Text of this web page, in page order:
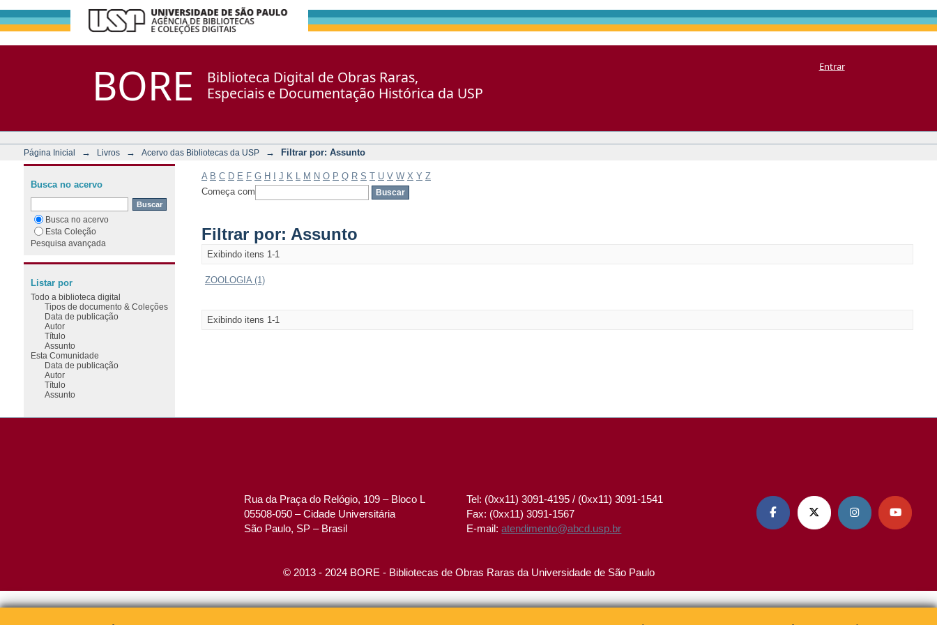
BORE
Biblioteca Digital de Obras Raras,
Especiais e Documentação Histórica da USP
Entrar
Página Inicial → Livros → Acervo das Bibliotecas da USP → Filtrar por: Assunto
A B C D E F G H J K M N O P Q R S T U V W X Y Z
Começa com
Filtrar por: Assunto
Exibindo itens 1-1
ZOOLOGIA (1)
Exibindo itens 1-1
Busca no acervo
Busca no acervo
Esta Coleção
Pesquisa avançada
Listar por
Todo a biblioteca digital
Tipos de documento & Coleções
Data de publicação
Autor
Título
Assunto
Esta Comunidade
Data de publicação
Autor
Título
Assunto
Rua da Praça do Relógio, 109 – Bloco L
05508-050 – Cidade Universitária
São Paulo, SP – Brasil
Tel: (0xx11) 3091-4195 / (0xx11) 3091-1541
Fax: (0xx11) 3091-1567
E-mail:atendimento@abcd.usp.br
   
© 2013 - 2024 BORE - Bibliotecas de Obras Raras da Universidade de São Paulo